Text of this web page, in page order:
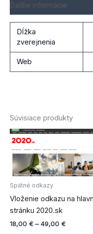
Ďalšie informácie
Dĺžka
zverejnenia
Web
Súvisiace produkty
Spätné odkazy
Vloženie odkazu na
stránku 2020.sk
18,00 € – 49,00 €
Price
18,00 €
through
49,00 €